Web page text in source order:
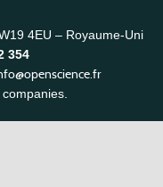
4EU – Royaume-Uni
354